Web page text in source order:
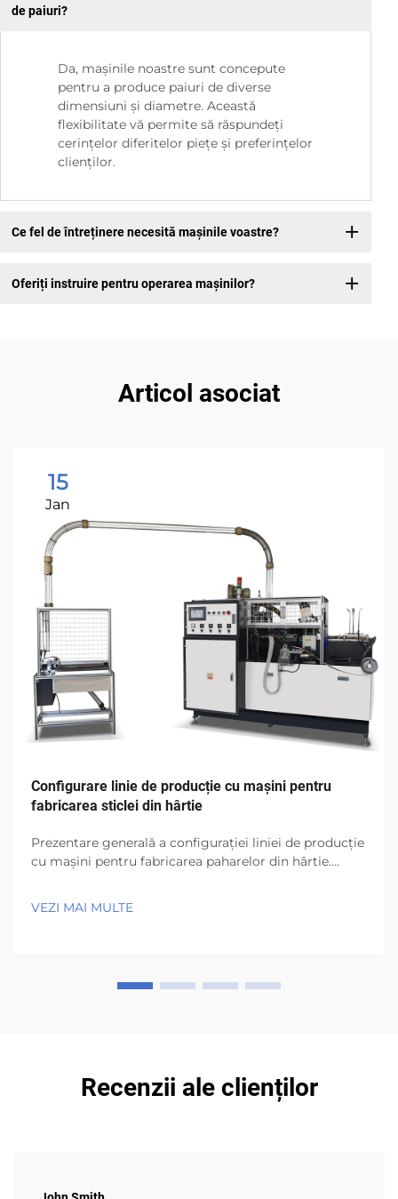
de paiuri?
Da, mașinile noastre sunt concepute
pentru a produce paiuri de diverse
dimensiuni și diametre. Această
flexibilitate vă permite să răspundeți
cerințelor diferitelor piețe și preferințelor
clienților.
Ce fel de întreținere necesită mașinile voastre?
Oferiți instruire pentru operarea mașinilor?
Articol asociat
15
Jan
Configurare linie de producție cu mașini pentru
fabricarea sticlei din hârtie
Prezentare generală a configurației liniei de producție
cu mașini pentru fabricarea paharelor din hârtie.
modul în care uzinele moderne de pahare din hârtie
VEZI MAI MULTE
Recenzii ale clienților